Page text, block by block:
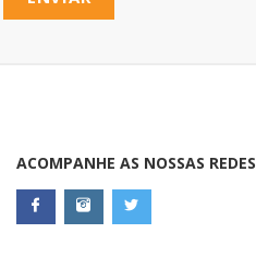
ACOMPANHE AS NOSSAS REDES